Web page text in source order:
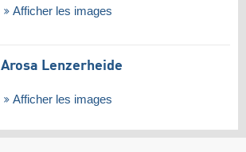
Afficher les images
Arosa Lenzerheide
Afficher les images